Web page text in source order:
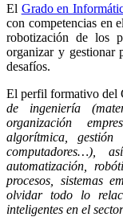
El Grado en
con competencias en
robotización de los
organizar y gestionar
desafíos.
El perfil formativo del
de ingeniería
organización
algorítmica, gestión
computadores…),
automatización,
procesos, sistemas
olvidar todo lo
inteligentes en el